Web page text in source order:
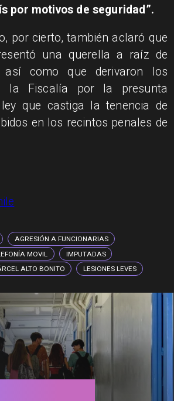
por motivos de seguridad”.
por cierto, también aclaró que
una querella a raíz de
así como que derivaron los
la Fiscalía por la presunta
que castiga la tenencia de
en los recintos penales de
AGRESIÓN A FUNCIONARIAS
MOVIL
IMPUTADAS
ALTO BONITO
LESIONES LEVES